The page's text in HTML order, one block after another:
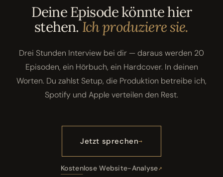
Deine Episode könnte hier
stehen.Ich produziere sie.
Drei Stunden Interview bei dir — daraus werden 20
Episoden, ein Hörbuch, ein Hardcover. In deinen
Worten. Du zahlst Setup, die Produktion betreibe ich,
Spotify und Apple verteilen den Rest.
Jetzt sprechen
Kostenlose Website-Analyse